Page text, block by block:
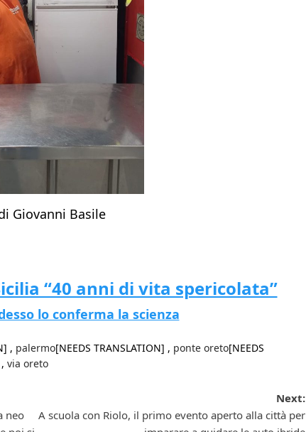
Giovanni Basile
“40 anni di vita spericolata”
lo conferma la scienza
, palermo[NEEDS TRANSLATION] , ponte oreto[NEEDS
via oreto
neo
Next:
A scuola con Riolo, il primo evento aperto alla città per